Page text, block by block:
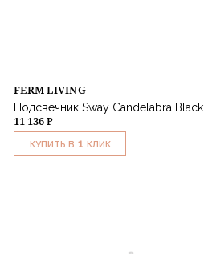
FERM LIVING
Подсвечник Sway Candelabra Black
11 136 ₽
КУПИТЬ В 1 КЛИК